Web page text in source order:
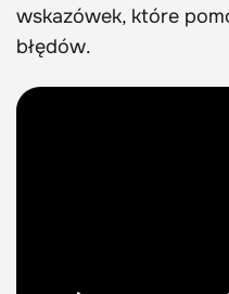
wskazówek, które
błędów.